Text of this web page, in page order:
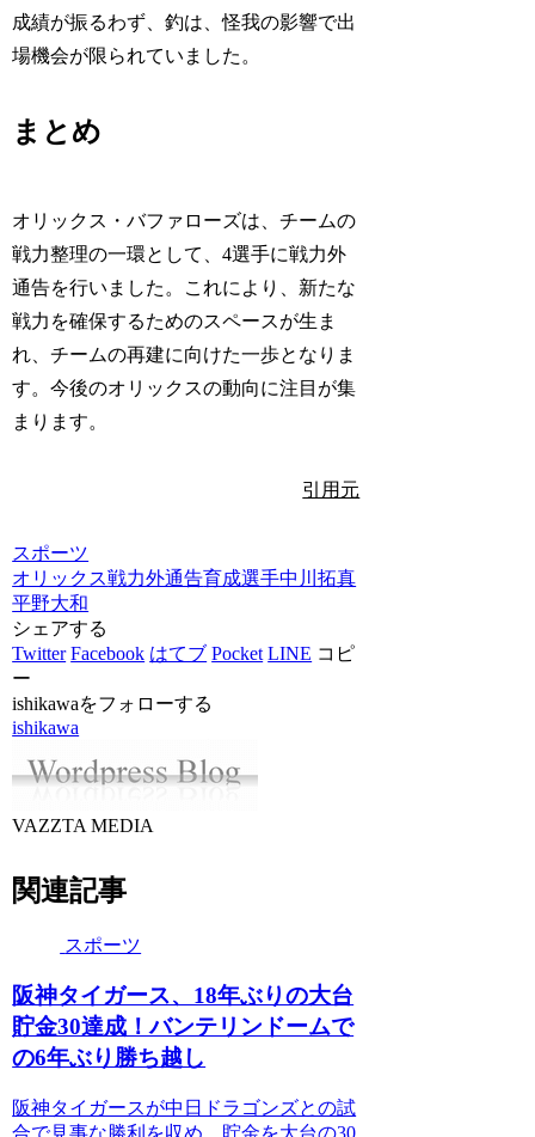
成績が振るわず、釣は、怪我の影響で出
場機会が限られていました。
まとめ
オリックス・バファローズは、チームの
戦力整理の一環として、4選手に戦力外
通告を行いました。これにより、新たな
戦力を確保するためのスペースが生ま
れ、チームの再建に向けた一歩となりま
す。今後のオリックスの動向に注目が集
まります。
引用元
スポーツ
オリックス戦力外通告育成選手中川拓真
平野大和
シェアする
Twitter Facebook はてブ Pocket LINE コピ
ー
ishikawaをフォローする
ishikawa
VAZZTA MEDIA
関連記事
スポーツ
阪神タイガース、18年ぶりの大台
貯金30達成！バンテリンドームで
の6年ぶり勝ち越し
阪神タイガースが中日ドラゴンズとの試
合で見事な勝利を収め、貯金を大台の30